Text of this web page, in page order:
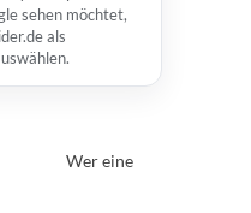
sehen möchtet,
als
Wer eine